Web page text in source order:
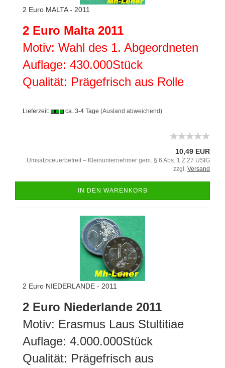
2 Euro MALTA - 2011
2 Euro Malta 2011
Motiv: Wahl des 1. Abgeordneten
Auflage: 430.000Stück
Qualität: Prägefrisch aus Rolle
Lieferzeit: ca. 3-4 Tage (Ausland abweichend)
10,49 EUR
Umsatzsteuerbefreit – Kleinunternehmer gem. § 6 Abs. 1 Z 27 UStG
zzgl. Versand
IN DEN WARENKORB
2 Euro NIEDERLANDE - 2011
2 Euro Niederlande 2011
Motiv: Erasmus Laus Stultitiae
Auflage: 4.000.000Stück
Qualität: Prägefrisch aus